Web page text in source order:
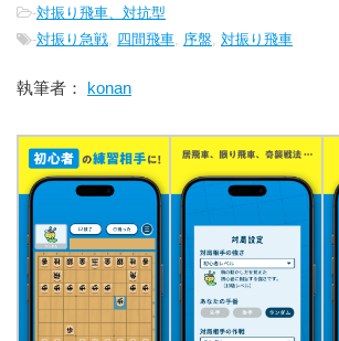
-対振り飛車、対抗型
-対振り急戦, 四間飛車, 序盤, 対振り飛車
執筆者： konan